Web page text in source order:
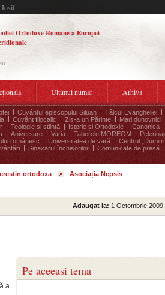
Iosif
Ortodoxe Române a Europei
Ultimul număr Arhiva
Cuvântul episcopului Siluan Tâlcul Evangheliei
Cuvânt filocalic Zis-a un Părinte Mari duhovnici
Teologie și stiință Istorie și Ortodoxie Canonica
Aniversare Varia Taberele MOREOM
românesc Universitatea de vară Centrul
Sinaxarul închisorilor Comunicate de presă
ortodoxa Asociația Nepsis
Adaugat la: 1 Octombrie 2009
Pe aceeasi tema
a